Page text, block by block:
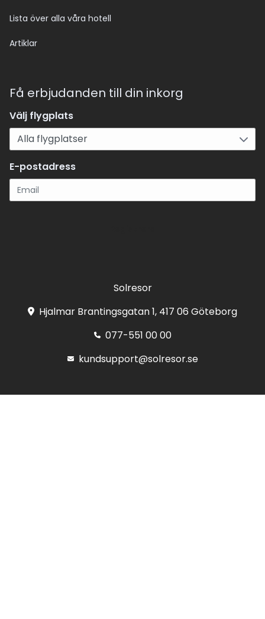
Lista över alla våra hotell
Artiklar
Få erbjudanden till din inkorg
Välj flygplats
E-postadress
Solresor
Hjalmar Brantingsgatan 1, 417 06 Göteborg
077-551 00 00
kundsupport@solresor.se